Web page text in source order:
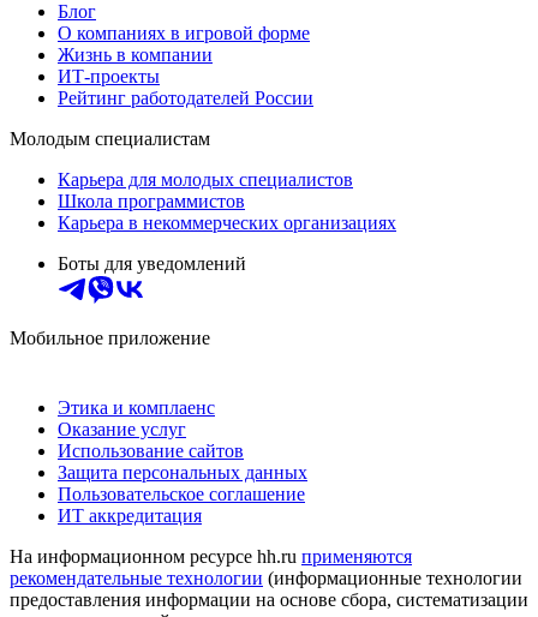
Блог
О компаниях в игровой форме
Жизнь в компании
ИТ-проекты
Рейтинг работодателей России
Молодым специалистам
Карьера для молодых специалистов
Школа программистов
Карьера в некоммерческих организациях
Боты для уведомлений
Мобильное приложение
Этика и комплаенс
Оказание услуг
Использование сайтов
Защита персональных данных
Пользовательское соглашение
ИТ аккредитация
На информационном ресурсе hh.ru применяются
рекомендательные технологии (информационные технологии
предоставления информации на основе сбора, систематизации